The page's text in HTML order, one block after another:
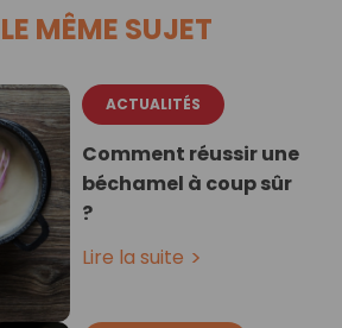
MÊME SUJET
ACTUALITÉS
Comment réussir une
béchamel à coup sûr
?
Lire la suite